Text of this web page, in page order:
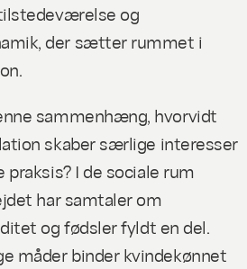
og
der sætter rummet i
sammenhæng, hvorvidt
skaber særlige interesser
I de sociale rum
har samtaler om
og fødsler fyldt en del.
måder binder kvindekønnet